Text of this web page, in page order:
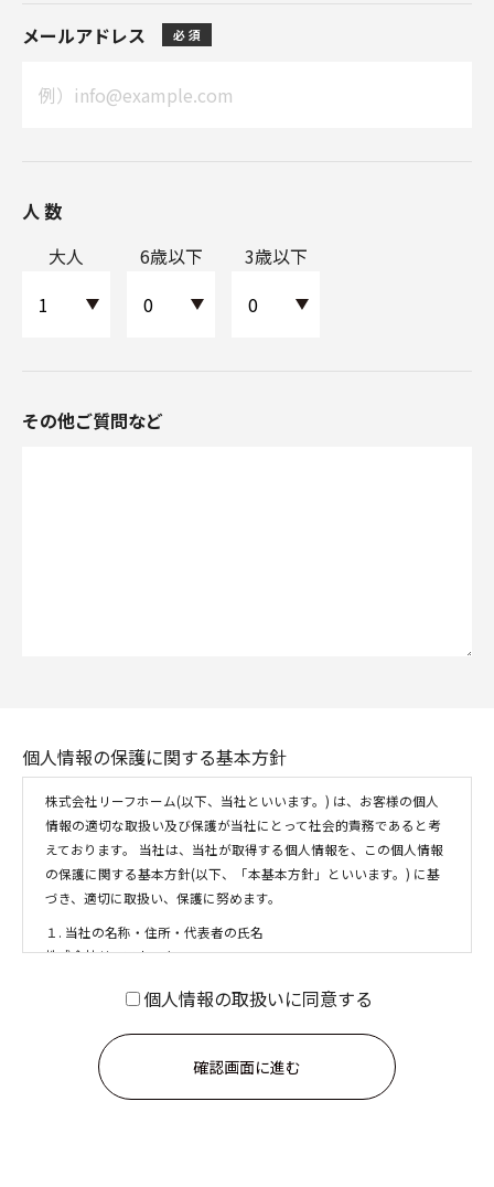
メールアドレス
人 数
大人
6歳以下 3歳以下
その他ご質問など
個人情報の保護に関する基本方針
株式会社リーフホーム(以下、当社といいます。) は、お客様の個人
情報の適切な取扱い及び保護が当社にとって社会的責務であると考
えております。 当社は、当社が取得する個人情報を、この個人情報
の保護に関する基本方針(以下、「本基本方針」といいます。) に基
づき、適切に取扱い、保護に努めます。
１. 当社の名称・住所・代表者の氏名
株式会社リーフホーム
代表取締役社長 矢嶋 徹也
２. 個人情報の取得
当社は、お客様ご本人の個人情報について、利用目的の達成に必要
な範囲内で適法かつ適正な手段により取得します。
個人情報の取扱いに同意する